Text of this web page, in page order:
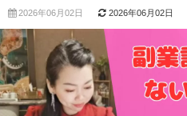
2026年06月02日 2026年06月02日